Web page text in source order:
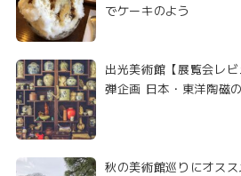
でケーキのよう
出光美術館【展覧会レ
弾企画 日本・東洋陶磁
秋の美術館巡りにオス